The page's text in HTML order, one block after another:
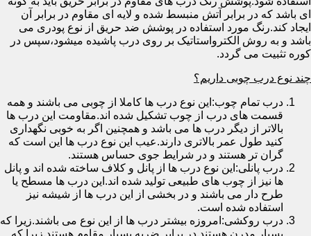
ای باشد که در برابر آتش منبسط شده و لایه ای مقاوم در برابر آن
ایجاد کند.رنگ مورد استفاده در پوشش ضد حریق از نوع پودری می
باشد و به روش الکترواستاتیک بر روی درب پاشیده میشود،سپس در
کوره تثبیت می گردد.
چند نوع درب چوبی داریم؟
درب تمام چوب:این نوع درب ها کاملا از چوبی می باشند و همه
قسمت های درب از چوب تشکیل شده اند.مقاومت این درب ها
بالاتر از دیگر درب ها می باشد و همچنین اگر به خوبی نگهداری
کنید طول عمر بالاتری دارند.عیب این نوع درب ها این است که
گران تر هستند و در شرایط جوی حساس هستند.
درب پانلی:این نوع درب ها از پانل و کلاف ساخته شده اند و پانل
ها نیز از چوب های طبیعی تولید شده اند.این درب ها مسطح یا
طرح دار می باشند و در بخشی از این درب ها از شیشه نیز
استفاده شده است.
درب روکشی:امروزه بیشتر درب ها از این نوع می باشند.زیرا که